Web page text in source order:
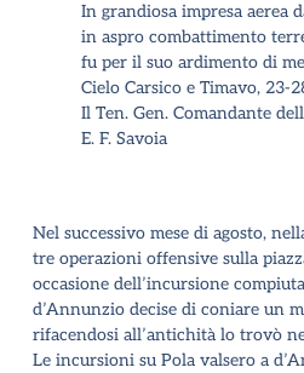
In grandiosa impresa aerea
in aspro combattimento
fu per il suo ardimento di
Cielo Carsico e Timavo, 23-
Il Ten. Gen. Comandante
E. F. Savoia
Nel successivo mese di agosto,
tre operazioni offensive sulla
occasione dell’incursione
d’Annunzio decise di coniare un
rifacendosi all’antichità lo trovò
Le incursioni su Pola valsero a